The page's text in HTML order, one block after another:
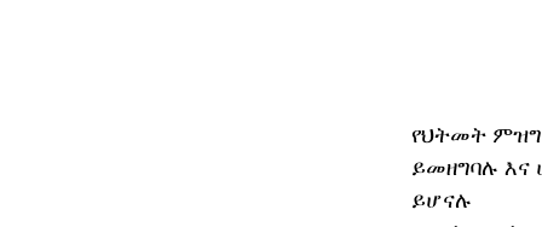
የህትመት
ይመዘግባሉ
ይሆናሉ